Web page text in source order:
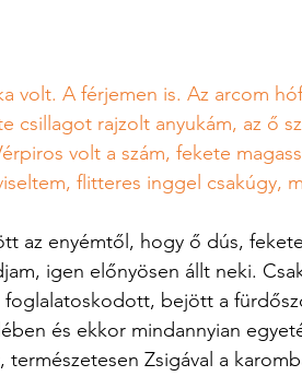
volt. A férjemen is. Az arcom
csillagot rajzolt anyukám, az ő
volt a szám, fekete
flitteres inggel csakúgy,
az enyémtől, hogy ő dús,
igen előnyösen állt neki.
foglalatoskodott, bejött a
és ekkor mindannyian
Zsigával a